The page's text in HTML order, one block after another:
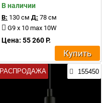
В наличии
В: 130 см Д: 78 см
G9 x 10 max 10W
Цена: 55 260 Р.
Купить
РАСПРОДАЖА 155450